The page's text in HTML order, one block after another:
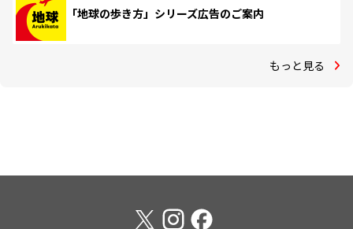
「地球の歩き方」シリーズ広告のご案内
もっと見る